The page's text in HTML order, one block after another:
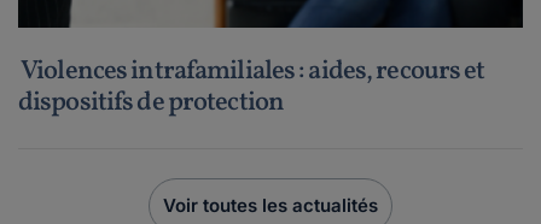
Violences intrafamiliales : aides, recours et
dispositifs de protection
Voir toutes les actualités